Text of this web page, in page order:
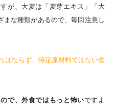
が、大麦は「麦芽エキス」「大
な種類があるので、毎回注意し
ならず、特定原材料ではない食
で、外食ではもっと怖いですよ